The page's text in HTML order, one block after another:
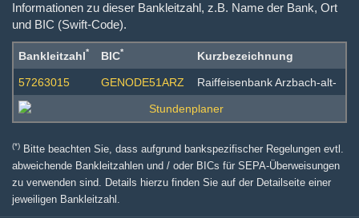
Informationen zu dieser Bankleitzahl, z.B. Name der Bank, Ort
und BIC (Swift-Code).
Bankleitzahl* BIC* Kurzbezeichnung
57263015 GENODE51ARZ Raiffeisenbank Arzbach-alt-
(*) Bitte beachten Sie, dass aufgrund bankspezifischer Regelungen evtl.
abweichende Bankleitzahlen und / oder BICs für SEPA-Überweisungen
zu verwenden sind. Details hierzu finden Sie auf der Detailseite einer
jeweiligen Bankleitzahl.